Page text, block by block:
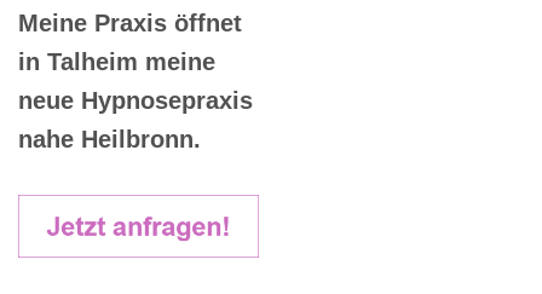
Meine Praxis öffnet
in Talheim meine
neue Hypnosepraxis
nahe Heilbronn.